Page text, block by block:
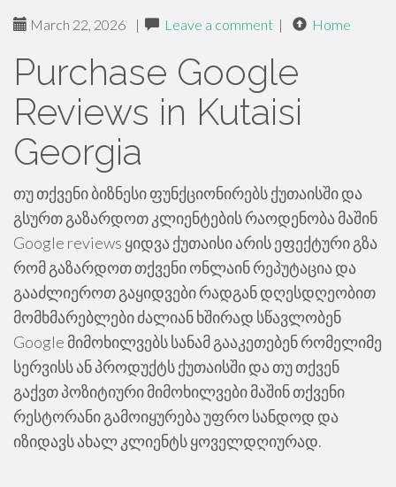
March 22, 2026 | Leave a comment | Home
Purchase Google
Reviews in Kutaisi
Georgia
თუ თქვენი ბიზნესი ფუნქციონირებს ქუთაისში და
გსურთ გაზარდოთ კლიენტების რაოდენობა მაშინ
Google reviews ყიდვა ქუთაისი არის ეფექტური გზა
რომ გაზარდოთ თქვენი ონლაინ რეპუტაცია და
გააძლიეროთ გაყიდვები რადგან დღესდღეობით
მომხმარებლები ძალიან ხშირად სწავლობენ
Google მიმოხილვებს სანამ გააკეთებენ რომელიმე
სერვისს ან პროდუქტს ქუთაისში და თუ თქვენ
გაქვთ პოზიტიური მიმოხილვები მაშინ თქვენი
რესტორანი გამოიყურება უფრო სანდოდ და
იზიდავს ახალ კლიენტს ყოველდღიურად.